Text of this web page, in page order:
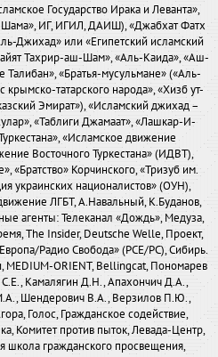
Государство Ирака и Леванта»,
Шама», ИГ, ИГИЛ, ДАИШ), «Джабхат Фатх
Джихад» или «Египетский исламский
Тахрир-аш-Шам», «Аль-Каида», «Аш-
«Братья-мусульмане» («Аль-
татарского народа», «Хизб ут-
Эмират»), «Исламский джихад –
«Таблиги Джамаат», «Лашкар-И-
«Исламское движение
Восточного Туркестана» (ИДВТ),
Корчинского, «Тризуб им.
украинских националистов» (ОУН),
ЛГБТ, А.Навальный, К.Буданов,
агенты: Телеканал «Дождь», Медуза,
The Insider, Deutsche Welle, Проект,
Радио Свобода» (PCE/PC), Сибирь.
MEDIUM-ORIENT, Bellingcat, Пономарев
Камалягин Д.Н., Апахончич Д.А.,
Шендерович В.А., Верзилов П.Ю.,
Голос, Гражданское содействие,
Комитет против пыток, Левада-Центр,
школа гражданского просвещения,